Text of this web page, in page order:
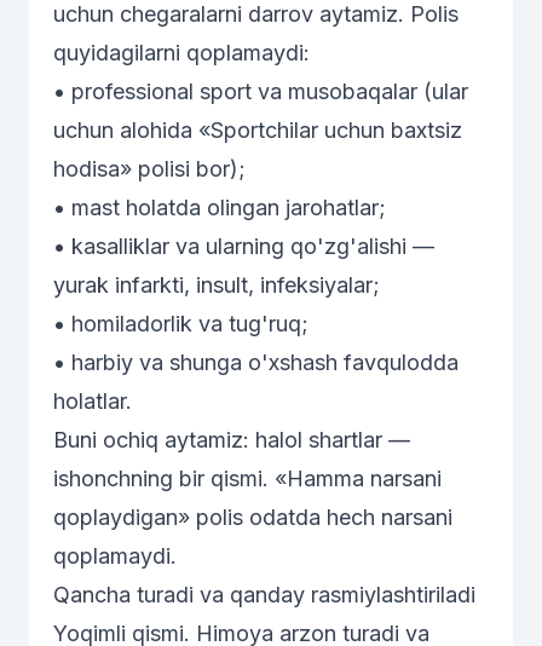
uchun chegaralarni darrov aytamiz. Polis
quyidagilarni qoplamaydi:
• professional sport va musobaqalar (ular
uchun alohida «Sportchilar uchun baxtsiz
hodisa» polisi bor);
• mast holatda olingan jarohatlar;
• kasalliklar va ularning qo'zg'alishi —
yurak infarkti, insult, infeksiyalar;
• homiladorlik va tug'ruq;
• harbiy va shunga o'xshash favqulodda
holatlar.
Buni ochiq aytamiz: halol shartlar —
ishonchning bir qismi. «Hamma narsani
qoplaydigan» polis odatda hech narsani
qoplamaydi.
Qancha turadi va qanday rasmiylashtiriladi
Yoqimli qismi. Himoya arzon turadi va